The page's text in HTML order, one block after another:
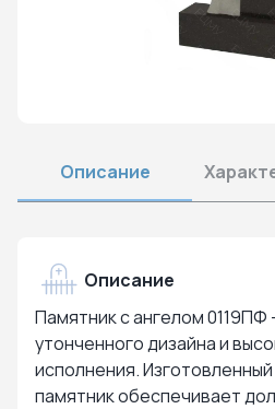
Описание
Описание
Памятник с ангелом
утонченного дизайна и
исполнения. Изготовленный
памятник обеспечивает